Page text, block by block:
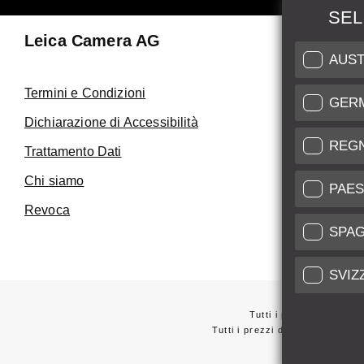
opzionale
immagini che meglio riflettano lo stato attuale del tuo prodotto.
una valutazione più accurata e personalizzata.
Leica Camera AG
Termini e Condizioni
Dichiarazione di Accessibilità
Trattamento Dati
Chi siamo
Revoca
Fai uso
Care
Assistenza
Service
Tutti i prezzi dei
Tutti i prezzi dei fornitori con
Questi articoli